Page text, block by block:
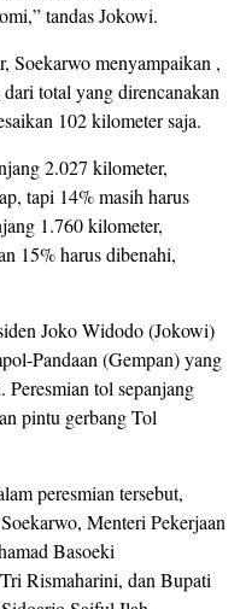
tandas Jokowi.
Soekarwo menyampaikan ,
total yang direncanakan
102 kilometer saja.
2.027 kilometer,
tapi 14% masih harus
1.760 kilometer,
15% harus dibenahi,
Joko Widodo (Jokowi)
Pandaan (Gempan) yang
Peresmian tol sepanjang
pintu gerbang Tol
peresmian tersebut,
Menteri Pekerjaan
Basoeki
Rismaharini, dan Bupati